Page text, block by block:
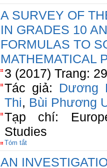
A SURVEY OF
IN GRADES 10
FORMULAS TO
MATHEMATICAL
3 (2017) Trang:
Tác giả: Dương
Thi, Bùi Phương
Tạp chí:
Studies
Tóm tắt
AN